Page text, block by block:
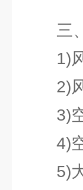
三、
1)风
2)风
3)空
4)空
5)大